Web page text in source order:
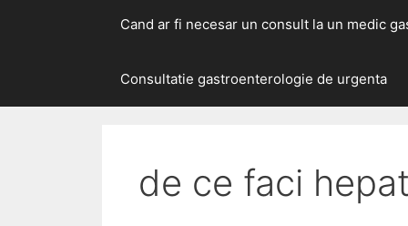
Cand ar fi necesar un consult la un medic
Consultatie gastroenterologie de urgenta
de ce faci